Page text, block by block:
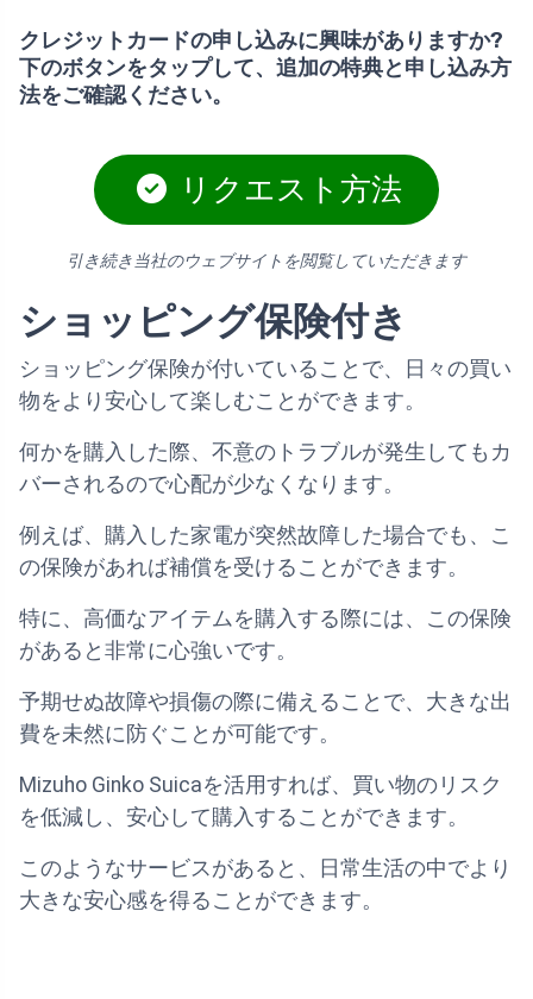
クレジットカードの申し込みに興味がありますか?
下のボタンをタップして、追加の特典と申し込み方
法をご確認ください。
リクエスト方法
引き続き当社のウェブサイトを閲覧していただきます
ショッピング保険付き
ショッピング保険が付いていることで、日々の買い
物をより安心して楽しむことができます。
何かを購入した際、不意のトラブルが発生してもカ
バーされるので心配が少なくなります。
例えば、購入した家電が突然故障した場合でも、こ
の保険があれば補償を受けることができます。
特に、高価なアイテムを購入する際には、この保険
があると非常に心強いです。
予期せぬ故障や損傷の際に備えることで、大きな出
費を未然に防ぐことが可能です。
Mizuho Ginko Suicaを活用すれば、買い物のリスク
を低減し、安心して購入することができます。
このようなサービスがあると、日常生活の中でより
大きな安心感を得ることができます。